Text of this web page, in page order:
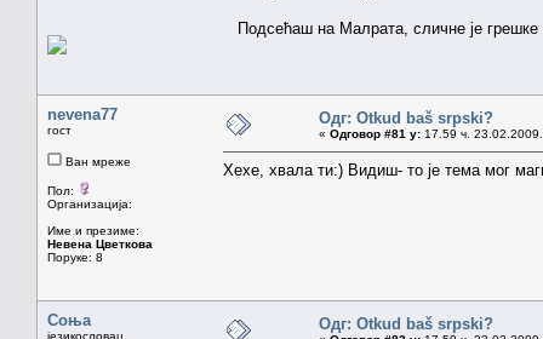
Подсећаш на Малрата, сличне је
nevena77
гост
Ван мреже
Пол:
Организација:
Име и презиме:
Невена Цветкова
Поруке: 8
Одг: Otkud baš srpski?
« Одговор #81 у: 17.59 ч.
Хехе, хвала ти:) Видиш- то је тема мог
Соња
језикословац
Одг: Otkud baš srpski?